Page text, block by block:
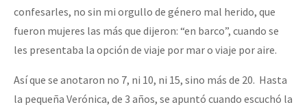
confesarles, no sin mi orgullo de género mal herido, que
fueron mujeres las más que dijeron: “en barco”, cuando se
les presentaba la opción de viaje por mar o viaje por aire.
Así que se anotaron no 7, ni 10, ni 15, sino más de 20. Hasta
la pequeña Verónica, de 3 años, se apuntó cuando escuchó la